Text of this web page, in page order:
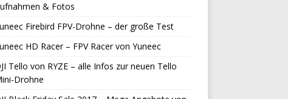
& Fotos
Firebird FPV-Drohne – der große Test
HD Racer – FPV Racer von Yuneec
Tello von RYZE – alle Infos zur neuen Tello
Drohne